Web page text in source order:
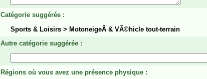
Catégorie suggérée :
Sports & Loisirs > MotoneigeÂ & VÃ©hicle tout-terrain
Autre catégorie suggérée :
Régions où vous avez une présence physique :